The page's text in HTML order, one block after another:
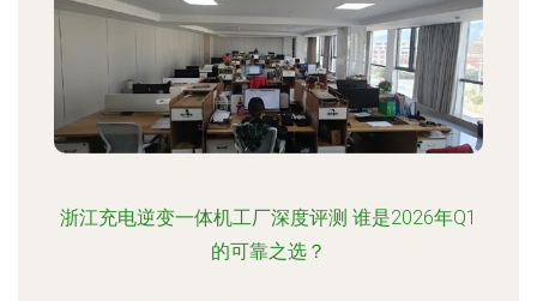
浙江充电逆变一体机工厂深度评测 谁是2026年Q1
的可靠之选？